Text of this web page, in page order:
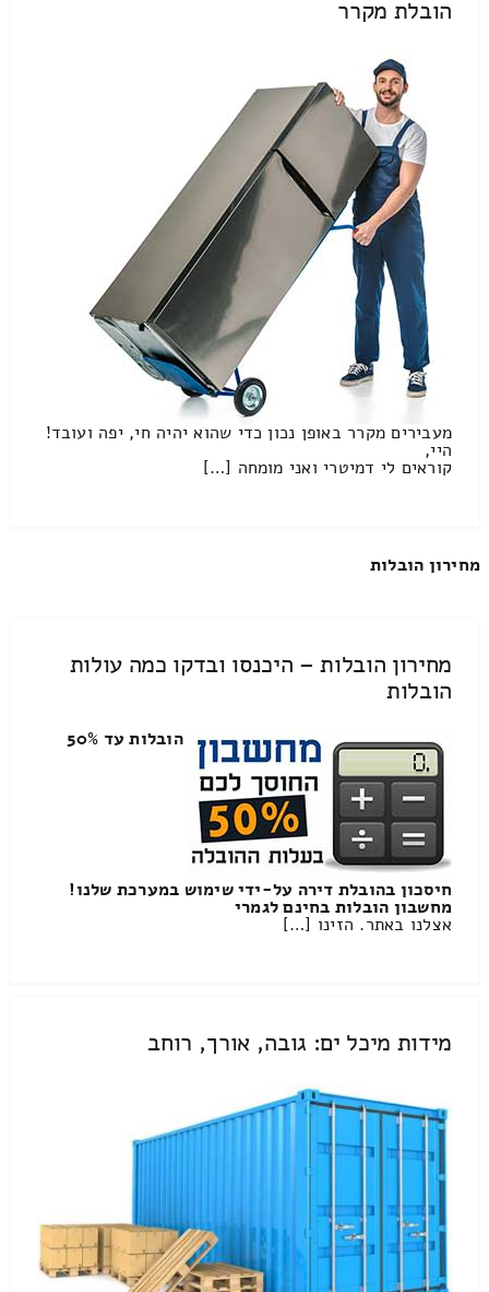
הובלת מקרר
מעבירים מקרר באופן נכון כדי שהוא יהיה חי, יפה ועובד!
היי,
קוראים לי דמיטרי ואני מומחה […]
מחירון הובלות
מחירון הובלות – היכנסו ובדקו כמה עולות
הובלות
הובלות עד 50%
חיסכון בהובלת דירה על-ידי שימוש במערכת שלנו!
מחשבון הובלות בחינם לגמרי
אצלנו באתר. הזינו […]
מידות מיכל ים: גובה, אורך, רוחב